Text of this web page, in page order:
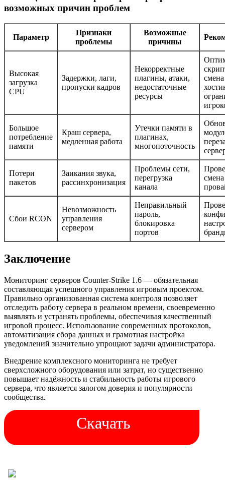
возможных причин проблем
Параметр
Признаки
проблемы
Возможные
причины
Высокая
загрузка
CPU
Задержки, лаги,
пропуски кадров
Некорректные
плагины, атаки,
недостаточные
ресурсы
смена
Большое
потребление
памяти
Краш сервера,
медленная работа
Утечки памяти в
плагинах,
многопоточность
Потери
пакетов
Заикания звука,
рассинхронизация
Проблемы сети,
перегрузка
канала
смена
Сбои RCON
Невозможность
управления
сервером
Неправильный
пароль,
блокировка
портов
Заключение
Мониторинг серверов Counter-Strike 1.6 — обязательная
составляющая успешного управления игровым проектом.
Правильно организованная система контроля позволяет
отследить работу сервера в реальном времени, своевременно
выявлять и устранять проблемы, обеспечивая качественный
игровой процесс. Использование современных протоколов,
автоматизация сбора данных и грамотная настройка
уведомлений значительно упрощают задачи администратора.
Внедрение комплексного мониторинга не требует
сверхсложного оборудования или затрат, но существенно
повышает надёжность и стабильность работы игрового
сервера, что является залогом доверия и популярности
сообщества.
Скачать